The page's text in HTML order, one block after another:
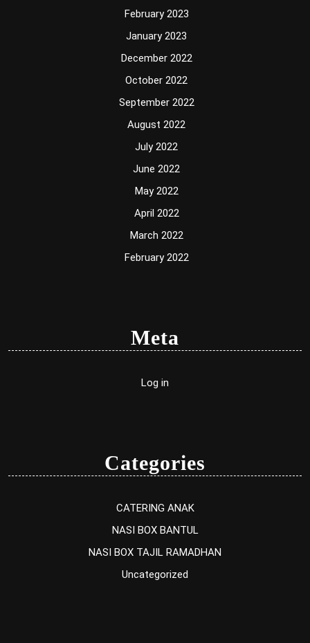
February 2023
January 2023
December 2022
October 2022
September 2022
August 2022
July 2022
June 2022
May 2022
April 2022
March 2022
February 2022
Meta
Log in
Categories
CATERING ANAK
NASI BOX BANTUL
NASI BOX TAJIL RAMADHAN
Uncategorized